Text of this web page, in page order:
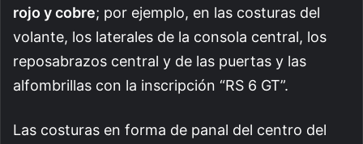
rojo y cobre; por ejemplo, en las costuras del
volante, los laterales de la consola central, los
reposabrazos central y de las puertas y las
alfombrillas con la inscripción “RS 6 GT”.
Las costuras en forma de panal del centro del